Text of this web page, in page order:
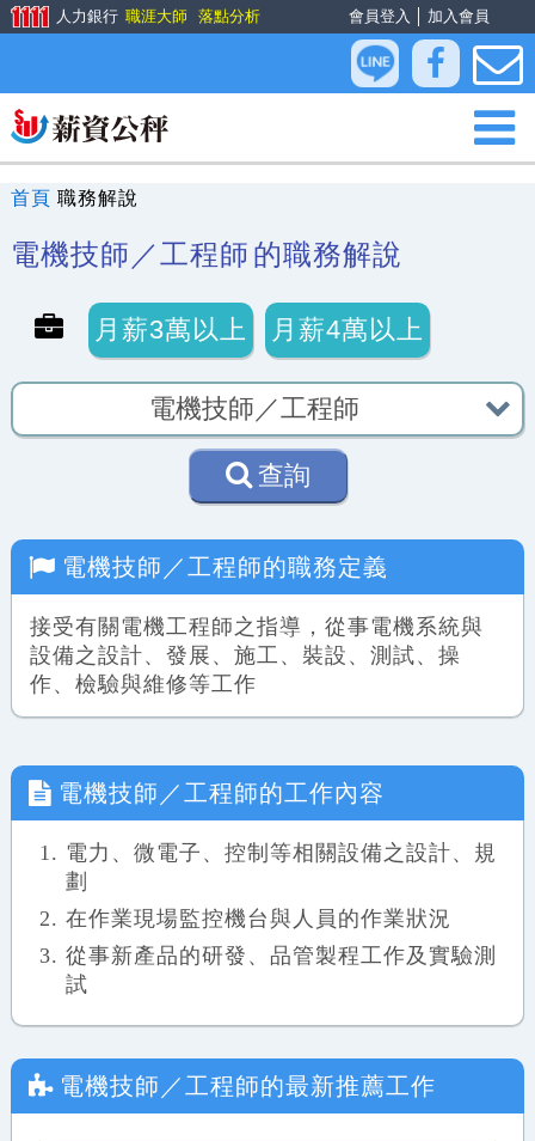
會員登入 加入會員
人力銀行 職涯大師 落點分析
首頁 職務解說
電機技師／工程師 的職務解說
月薪3萬以上 月薪4萬以上
查詢
電機技師／工程師的職務定義
接受有關電機工程師之指導，從事電機系統與
設備之設計、發展、施工、裝設、測試、操
作、檢驗與維修等工作
電機技師／工程師的工作內容
電力、微電子、控制等相關設備之設計、規
劃
在作業現場監控機台與人員的作業狀況
從事新產品的研發、品管製程工作及實驗測
試
電機技師／工程師的最新推薦工作